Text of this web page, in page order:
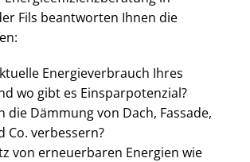
Fils beantworten Ihnen die
En­er­gie­ver­brauch Ihres
wo gibt es Ein­spar­po­ten­zi­al?
die Dämmung von Dach, Fassade,
Co. verbessern?
von erneuerbaren Energien wie